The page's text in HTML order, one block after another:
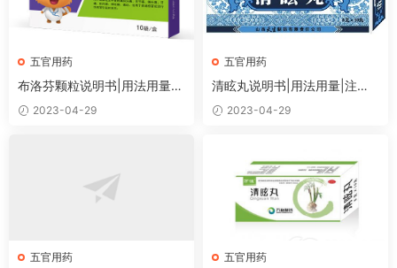
五官用药
布洛芬颗粒说明书|用法用量|
注意事项
2023-04-29
五官用药
清眩丸说明书|用法用量|注意
事项2023-04-29
五官用药 五官用药